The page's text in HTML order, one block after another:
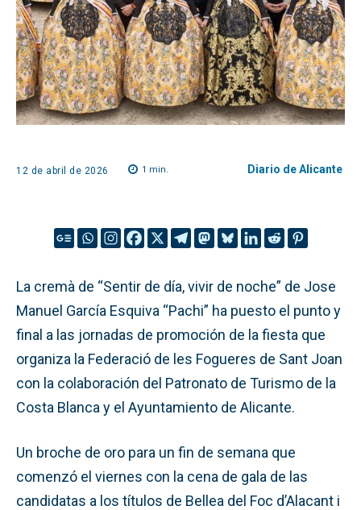
12 de abril de 2026 1 min. Diario de Alicante
La cremà de “Sentir de día, vivir de noche” de Jose
Manuel García Esquiva “Pachi” ha puesto el punto y
final a las jornadas de promoción de la fiesta que
organiza la Federació de les Fogueres de Sant Joan
con la colaboración del Patronato de Turismo de la
Costa Blanca y el Ayuntamiento de Alicante.
Un broche de oro para un fin de semana que
comenzó el viernes con la cena de gala de las
candidatas a los títulos de Bellea del Foc d’Alacant i